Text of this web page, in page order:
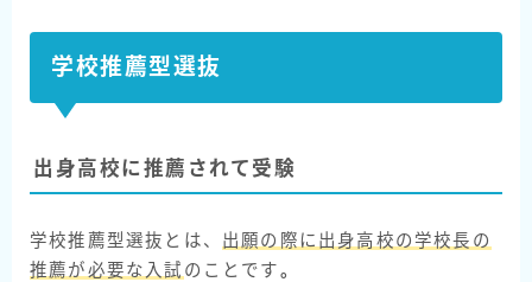
学校推薦型選抜
出身高校に推薦されて受験
学校推薦型選抜とは、 出願の際に出身高校の学校長の
推薦が必要な入試 のことです。